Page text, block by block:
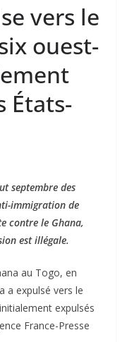
vers le
ouest-
États-
septembre des
immigration de
contre le Ghana,
est illégale.
au Togo, en
a expulsé vers le
expulsés
France-Presse